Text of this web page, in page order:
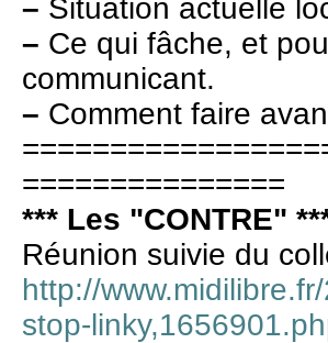
– Situation actuelle
– Ce qui fâche, et
communicant.
– Comment faire
===============
*** Les "CONTRE"
Réunion suivie du
http://
stop-